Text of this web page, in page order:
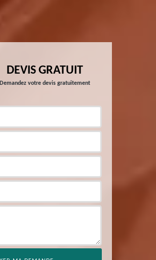
DEVIS GRATUIT
Demandez votre devis gratuitement